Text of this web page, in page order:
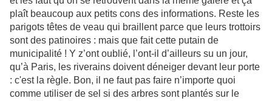
plaît beaucoup aux petits cons des informations. Reste les
parigots têtes de veau qui braillent parce que leurs trottoirs
sont des patinoires : mais que fait cette putain de
municipalité ! Y z’ont oublié, l’ont-il d’ailleurs su un jour,
qu’à Paris, les riverains doivent déneiger devant leur porte
: c'est la règle. Bon, il ne faut pas faire n’importe quoi
comme utiliser de sel si des arbres sont plantés sur le